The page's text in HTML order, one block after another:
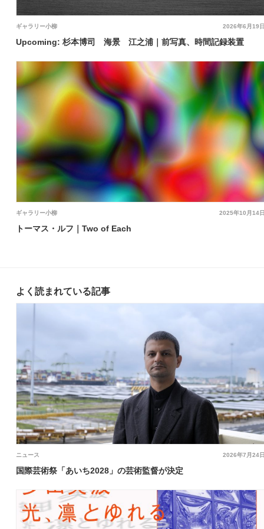
2026年6月19
ギャラリー小柳
Upcoming: 杉本博司 海景 江之浦｜前写真、時間記録装置
2025年10月14
ギャラリー小柳
トーマス・ルフ｜Two of Each
よく読まれている記事
2026年7月24
ニュース
国際芸術祭「あいち2028」の芸術監督が決定